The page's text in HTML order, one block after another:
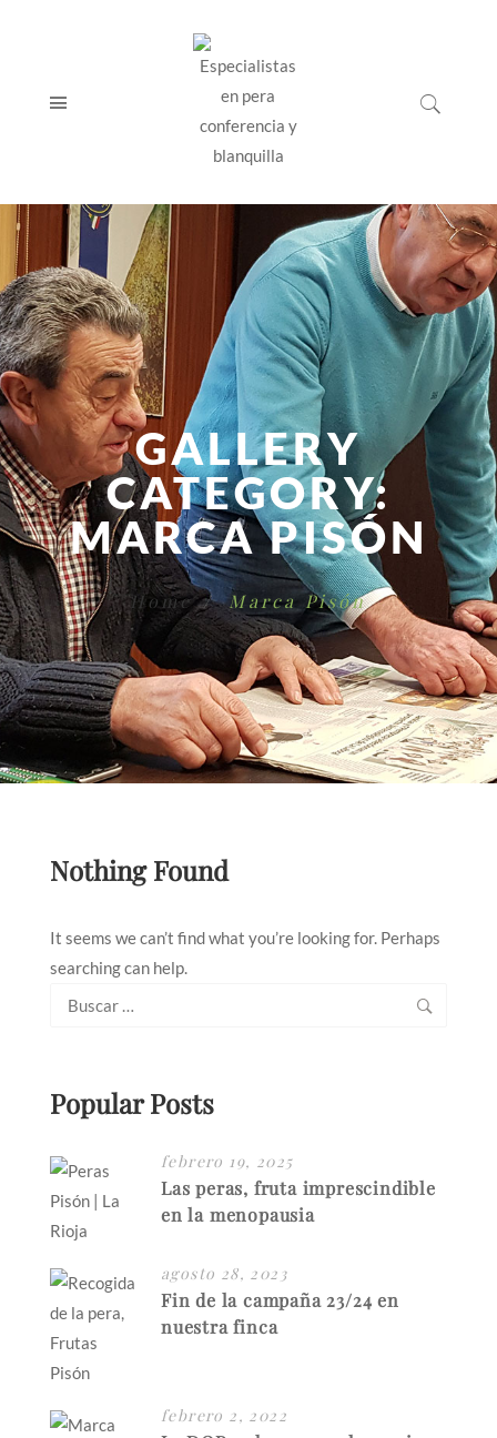
GALLERY
CATEGORY:
MARCA PISÓN
Home Marca Pisón
Nothing Found
It seems we can’t find what you’re looking for. Perhaps
searching can help.
Buscar:
Popular Posts
febrero 19, 2025
Las peras, fruta imprescindible
en la menopausia
agosto 28, 2023
Fin de la campaña 23/24 en
nuestra finca
febrero 2, 2022